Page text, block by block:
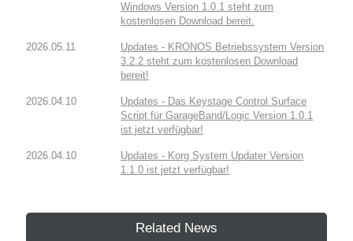
Windows Version 1.0.1 steht zum
kostenlosen Download bereit.
2026.05.11
Updates - KRONOS Betriebssystem Version
3.2.2 steht zum kostenlosen Download
bereit!
2026.04.10
Updates - Das Keystage Control Surface
Script für GarageBand/Logic Version 1.0.1
ist jetzt verfügbar!
2026.04.10
Updates - Korg System Updater Version
1.1.0 ist jetzt verfügbar!
Related News